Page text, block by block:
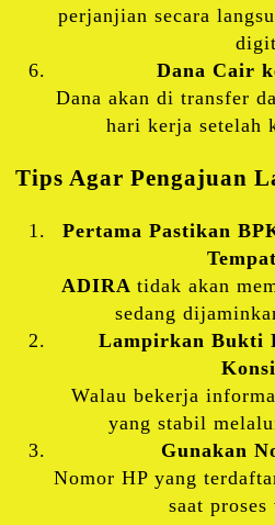
perjanjian secara
Dana Cair
Dana akan di transfer
hari kerja setelah
Tips Agar Pengajuan
Pertama Pastikan
ADIRA tidak akan
sedang
Lampirkan Bukti
Walau bekerja
yang stabil
Gunakan
Nomor HP yang
saat